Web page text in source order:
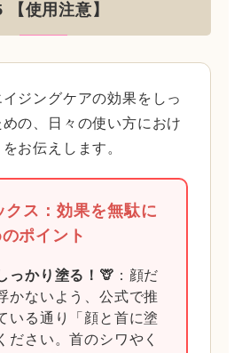
【使用注意】
ジングケアの効果をしっ
の、日々の使い方におけ
お伝えします。
ス：効果を無駄に
ポイント
っかり塗る！🦒 ：顔だ
かないよう、公式で推
いる通り「顔と首に塗
ださい。首のシワやく